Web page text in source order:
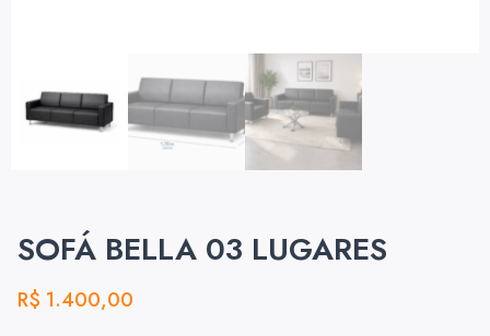
SOFÁ BELLA 03 LUGARES
R$ 1.400,00